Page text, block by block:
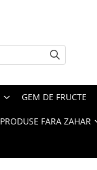
GEM DE FRUCTE
PRODUSE FARA ZAHAR